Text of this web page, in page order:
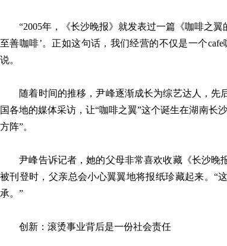
“2005年，《长沙晚报》就发表过一篇《咖啡之翼
至善咖啡’。正如这句话，我们经营的不仅是一个
说。
随着时间的推移，尹峰逐渐成长为综艺达人，先
国各地的媒体采访，让“咖啡之翼”这个诞生在湖南长
方阵”。
尹峰告诉记者，她的父母非常喜欢收藏《长沙晚
被刊登时，父亲总会小心翼翼地将报纸珍藏起来。“
承。”
创新：滚烫事业背后是一份社会责任